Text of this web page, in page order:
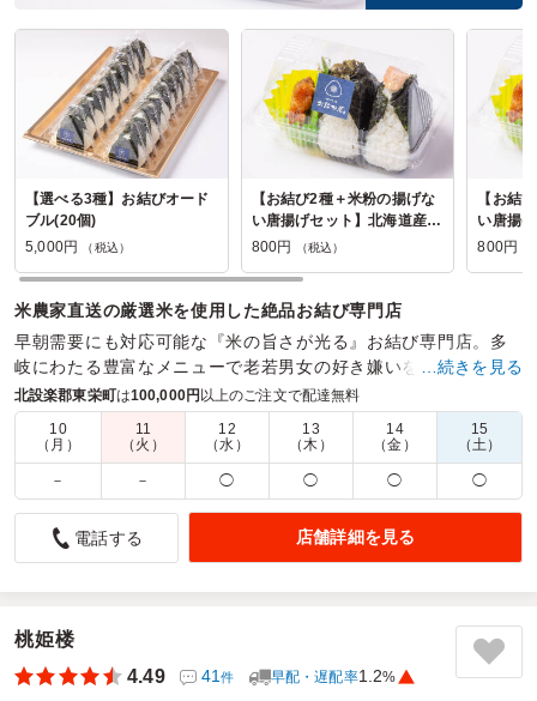
【選べる3種】お結びオード
ブル(20個)
5,000円
（税込）
【お結び2種＋米粉の揚げな
い唐揚げセット】北海道産焼
き塩鮭(無添加)&刻み高菜
800円 （税込）
【お結
い唐揚
き塩鮭(
800円
米農家直送の厳選米を使用した絶品お結び専門店
早朝需要にも対応可能な『米の旨さが光る』お結び専門店。多
岐にわたる豊富なメニューで老若男女の好き嫌いを問いませ
ん。必ず見つかるアナタのベストお結びはこちら
商品数： 締切日時： 2日前12:00 価格帯：
290円～800円
配達時間：
6:00～16:00
お持ち帰りように
4.5
ないのかという印象でした。
お味はよくご飯もいい感じの握り具合で美味しかったです。
可能ならばもう少し具のバリエーションがあって選択出来る
…続きを見る
北設楽郡東栄町は100,000円 以上のご注文で配達無料
10
（月）
11
（火）
12
（水）
13
（木）
14
（金）
15
（土）
－ － ◯ ◯ ◯ ◯
電話する 店舗詳細を見る
桃姫楼
4.49
41件 早配・遅配率1.2%